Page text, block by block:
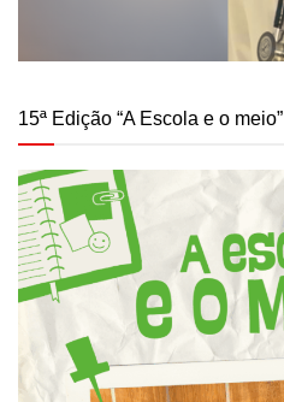
15ª Edição “A Escola e o meio”